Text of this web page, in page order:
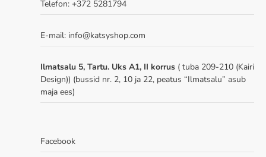
Telefon: +372 5281794
E-mail: info@katsyshop.com
Ilmatsalu 5, Tartu. Uks A1, II korrus ( tuba 209-210 (Kairi
Design)) (bussid nr. 2, 10 ja 22, peatus “Ilmatsalu” asub
maja ees)
Facebook